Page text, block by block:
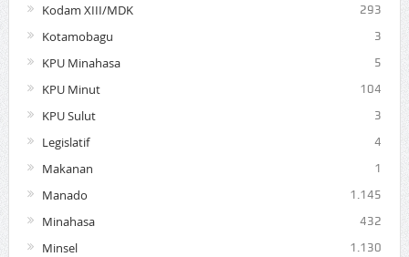
Kodam XIII/MDK 293
Kotamobagu 3
KPU Minahasa 5
KPU Minut 104
KPU Sulut 3
Legislatif 4
Makanan 1
Manado 1.145
Minahasa 432
Minsel 1.130